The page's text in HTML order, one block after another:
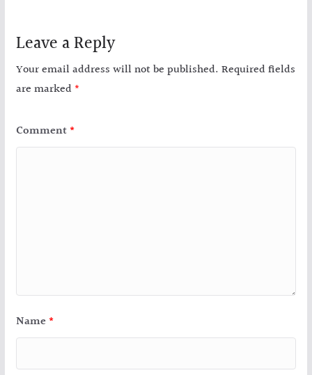
Leave a Reply
Your email address will not be published. Required fields
are marked *
Comment *
Name *